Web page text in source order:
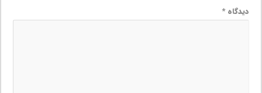
دیدگاه*